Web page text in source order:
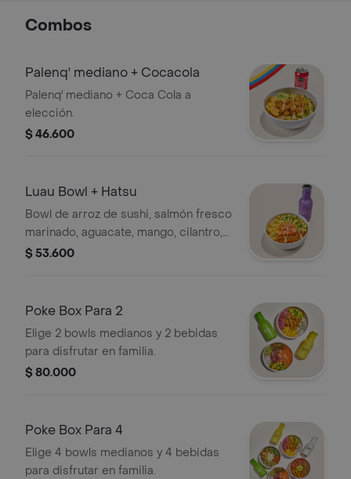
Combos
Palenq' mediano + Cocacola
Palenq' mediano + Coca Cola a
elección.
$ 46.600
Luau Bowl + Hatsu
Bowl de arroz de sushi, salmón fresco
marinado, aguacate, mango, cilantro,
veggie tempura y sriracha mayo más
$ 53.600
Poke Box Para 2
Elige 2 bowls medianos y 2 bebidas
para disfrutar en familia.
$ 80.000
Poke Box Para 4
Elige 4 bowls medianos y 4 bebidas
para disfrutar en familia.